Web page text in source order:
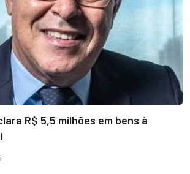
R$ 5,5 milhões em bens à